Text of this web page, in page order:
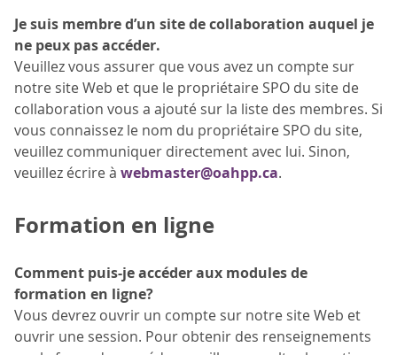
Je suis membre d’un site de collaboration auquel je
ne peux pas accéder.
Veuillez vous assurer que vous avez un compte sur
notre site Web et que le propriétaire SPO du site de
collaboration vous a ajouté sur la liste des membres. Si
vous connaissez le nom du propriétaire SPO du site,
veuillez communiquer directement avec lui. Sinon,
veuillez écrire à webmaster@oahpp.ca.
Formation en ligne
Comment puis-je accéder aux modules de
formation en ligne?
Vous devrez ouvrir un compte sur notre site Web et
ouvrir une session. Pour obtenir des renseignements